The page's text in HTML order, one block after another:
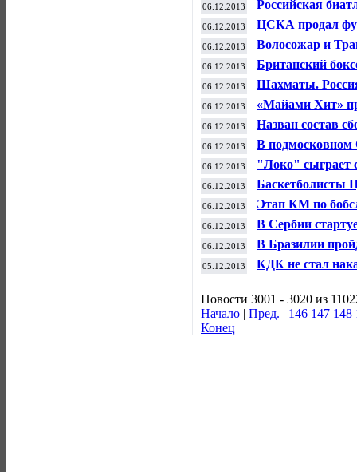
06.12.2013
Российская
Кубка мира
06.12.2013 ЦСКА продал
06.12.2013
Волосожар и
Гран-при по
06.12.2013
Британский
на Рождество
06.12.2013
Шахматы.
мира
06.12.2013 «Майами Хит»
06.12.2013
Назван состав
Кубка мира
06.12.2013
В подмосковном
хоккею с мячом
06.12.2013
"Локо" сыграет
в 19-м туре ЧР
06.12.2013
Баскетболисты
Улкером" в
06.12.2013
Этап КМ по
Парк-Сити
06.12.2013
В Сербии
женских команд
06.12.2013
В Бразилии
футболу 2014
05.12.2013
КДК не стал
Новости 3001 - 3020 из
Начало | Пред. | 146 147 148
Конец